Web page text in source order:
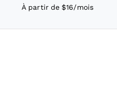
À partir de $16/mois